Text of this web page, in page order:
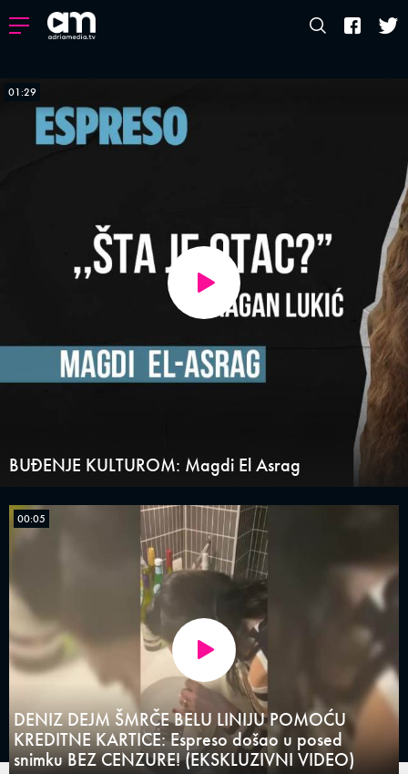
01:29
BUĐENJE KULTUROM: Magdi El Asrag
DENIZ DEJM ŠMRČE BELU LINIJU POMOĆU
KREDITNE KARTICE: Espreso došao u posed
snimku BEZ CENZURE! (EKSKLUZIVNI VIDEO)
00:05